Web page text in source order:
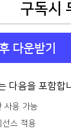
구독시
다운받기
다음을 포함합
사용 가능
선스 적용